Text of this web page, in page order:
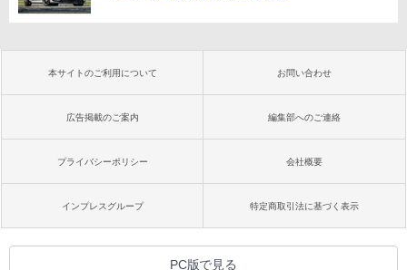
本サイトのご利用について お問い合わせ
広告掲載のご案内 編集部へのご連絡
プライバシーポリシー 会社概要
インプレスグループ 特定商取引法に基づく表示
PC版で見る